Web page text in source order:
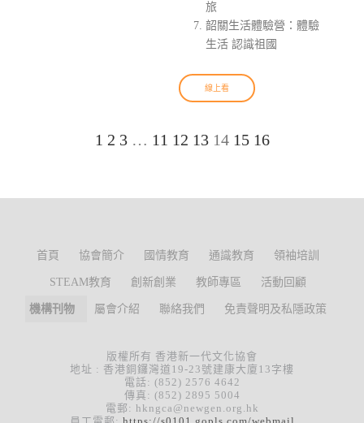
旅
韶關生活體驗營：體驗
生活 認識祖國
線上看
1 2 3 … 11 12 13 14 15 16
首頁 協會簡介 國情教育 通識教育 領袖培訓
STEAM教育 創新創業 教師專區 活動回顧
機構刊物 屬會介紹 聯絡我們 免責聲明及私隱政策
版權所有 香港新一代文化協會
地址 : 香港銅鑼灣道19-23號建康大廈13字樓
電話: (852) 2576 4642
傳真: (852) 2895 5004
電郵: hkngca@newgen.org.hk